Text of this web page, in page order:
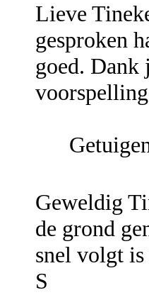
Lieve
gesproken
goed.
Geweldig
de grond
snel volgt
S